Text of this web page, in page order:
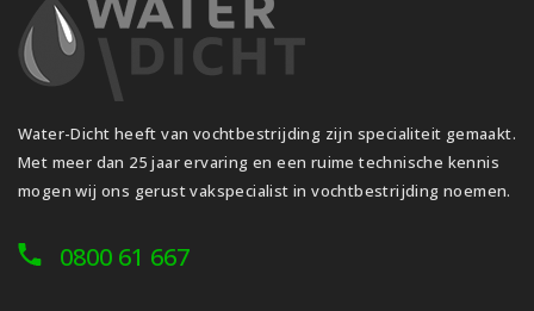
Water-Dicht heeft van vochtbestrijding zijn specialiteit gemaakt.
Met meer dan 25 jaar ervaring en een ruime technische kennis
mogen wij ons gerust vakspecialist in vochtbestrijding noemen.
0800 61 667